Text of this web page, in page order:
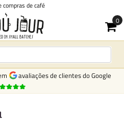
de café
avaliações de clientes do Google